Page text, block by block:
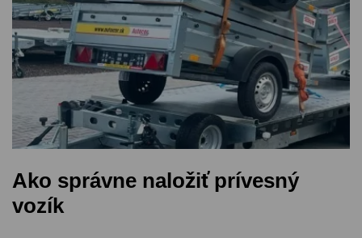
Ako správne naložiť prívesný
vozík